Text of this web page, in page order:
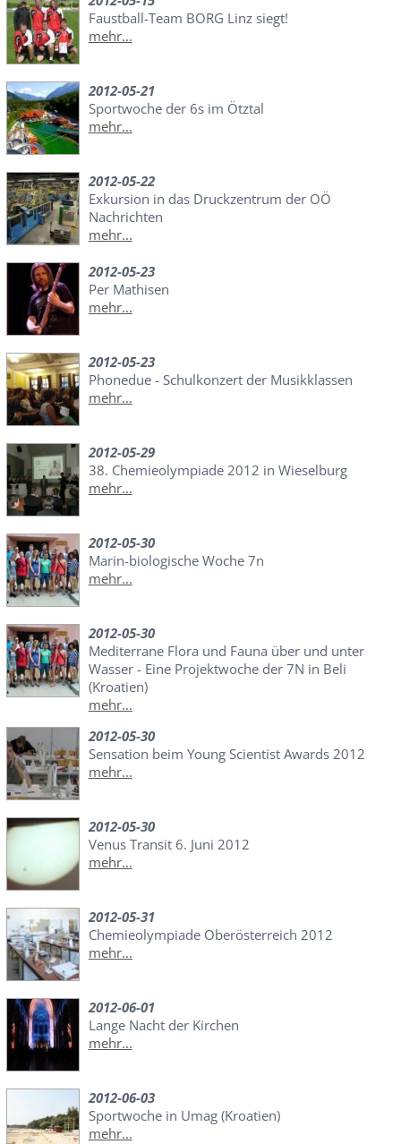
Faustball-Team BORG Linz siegt!
mehr...
2012-05-21
Sportwoche der 6s im Ötztal
mehr...
2012-05-22
Exkursion in das Druckzentrum der OÖ
Nachrichten
mehr...
2012-05-23
Per Mathisen
mehr...
2012-05-23
Phonedue - Schulkonzert der Musikklassen
mehr...
2012-05-29
38. Chemieolympiade 2012 in Wieselburg
mehr...
2012-05-30
Marin-biologische Woche 7n
mehr...
2012-05-30
Mediterrane Flora und Fauna über und unter
Wasser - Eine Projektwoche der 7N in Beli
(Kroatien)
mehr...
2012-05-30
Sensation beim Young Scientist Awards 2012
mehr...
2012-05-30
Venus Transit 6. Juni 2012
mehr...
2012-05-31
Chemieolympiade Oberösterreich 2012
mehr...
2012-06-01
Lange Nacht der Kirchen
mehr...
2012-06-03
Sportwoche in Umag (Kroatien)
mehr...